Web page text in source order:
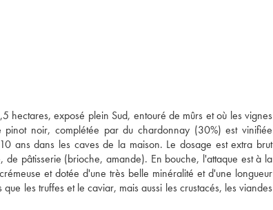
hectares, exposé plein Sud, entouré de mûrs et où les vignes
noir, complétée par du chardonnay (30%) est vinifiée
ans dans les caves de la maison. Le dosage est extra brut
pâtisserie (brioche, amande). En bouche, l'attaque est à la
et dotée d'une très belle minéralité et d'une longueur
les truffes et le caviar, mais aussi les crustacés, les viandes